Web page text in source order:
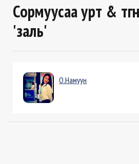
Сормуусаа урт &
'заль'
О.Намуун